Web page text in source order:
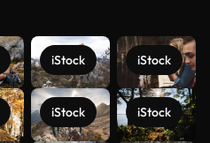
iStock
iStock
iStock
iStock